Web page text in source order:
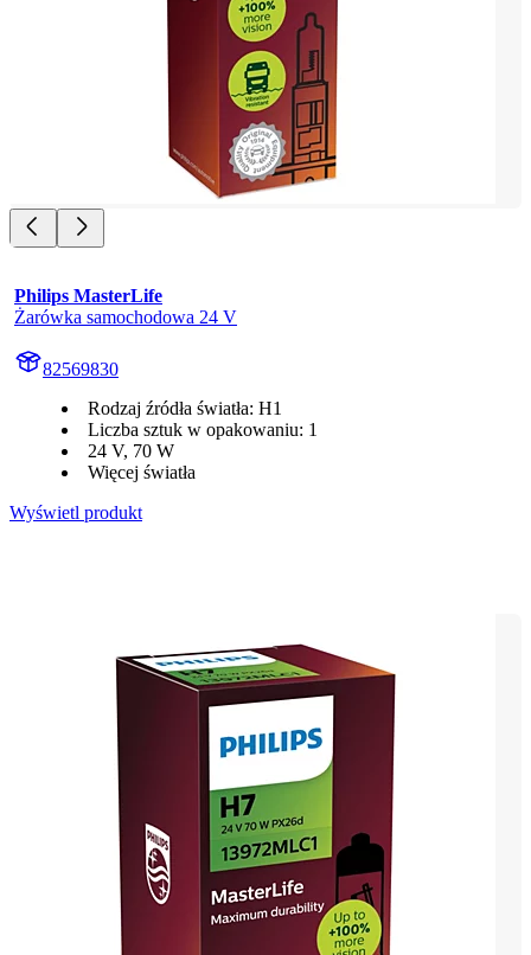
Philips MasterLife
Żarówka samochodowa 24 V
82569830
Rodzaj źródła światła: H1
Liczba sztuk w opakowaniu: 1
24 V, 70 W
Więcej światła
Wyświetl produkt